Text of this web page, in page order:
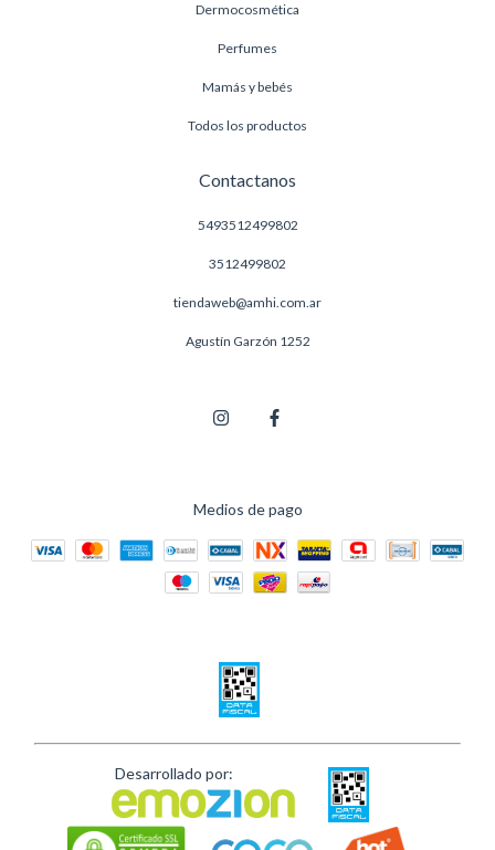
Dermocosmética
Perfumes
Mamás y bebés
Todos los productos
Contactanos
5493512499802
3512499802
tiendaweb@amhi.com.ar
Agustín Garzón 1252
Medios de pago
Desarrollado por: